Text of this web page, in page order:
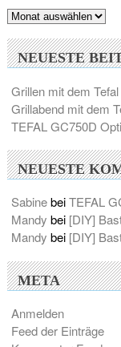
Archiv
NEUESTE
Grillen mit dem
Grillabend mit dem
TEFAL GC750D
NEUESTE
SabinebeiTEFAL
Mandy bei [DIY]
Mandy bei [DIY]
META
Anmelden
Feed der Einträge